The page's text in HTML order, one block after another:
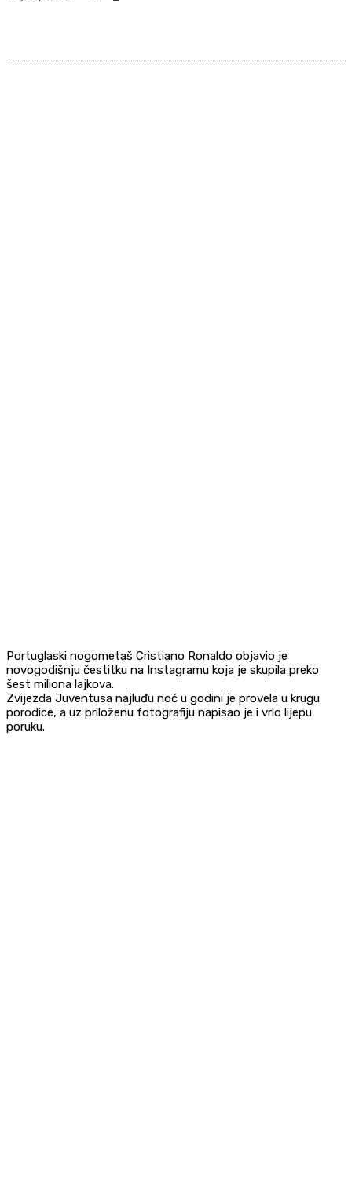
Portuglaski nogometaš Cristiano Ronaldo objavio je
novogodišnju čestitku na Instagramu koja je skupila preko
šest miliona lajkova.
Zvijezda Juventusa najluđu noć u godini je provela u krugu
porodice, a uz priloženu fotografiju napisao je i vrlo lijepu
poruku.